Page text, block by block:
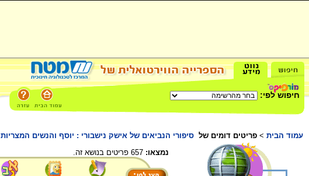
חיפוש לפי:
עמוד הבית > פריטים דומים של סיפורי הנביאים של אישק נישבורי : יוסף והנשים המצריות
נמצאו: